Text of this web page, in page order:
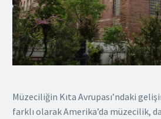
Müzeciliğin Kıta Avrupası’ndaki
farklı olarak Amerika’da müzecilik,